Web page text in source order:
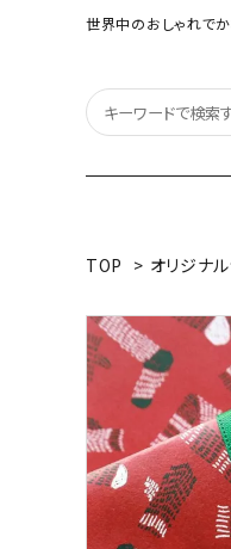
世界中のおしゃれでか
オリジナル包装紙
（A3相当サイズ）
ネパールの手
ボタニカルダブ
TOP > オリジナ